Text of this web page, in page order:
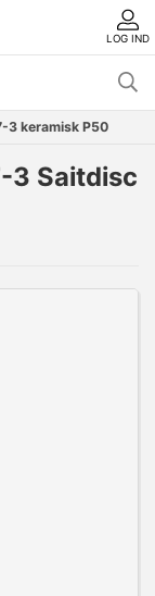
LOG IND
3 keramisk P50
3 Saitdisc